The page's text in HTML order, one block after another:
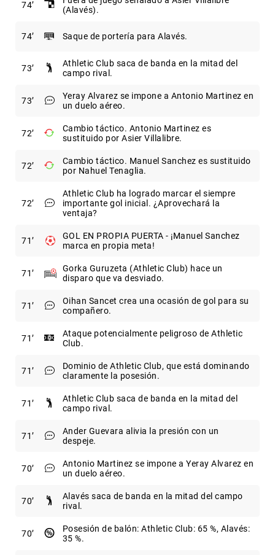
74
(Alavés).
74 Saque de portería para Alavés.
73
Athletic Club saca de banda en la mitad del
campo rival.
73
Yeray Alvarez se impone a Antonio Martinez en
un duelo aéreo.
72
Cambio táctico. Antonio Martinez es
sustituido por Asier Villalibre.
72
Cambio táctico. Manuel Sanchez es sustituido
por Nahuel Tenaglia.
72
Athletic Club ha logrado marcar el siempre
importante gol inicial. ¿Aprovechará la
ventaja?
71
GOL EN PROPIA PUERTA - ¡Manuel Sanchez
marca en propia meta!
71
Gorka Guruzeta (Athletic Club) hace un
disparo que va desviado.
71
Oihan Sancet crea una ocasión de gol para su
compañero.
71
Ataque potencialmente peligroso de Athletic
Club.
71
Dominio de Athletic Club, que está dominando
claramente la posesión.
71
Athletic Club saca de banda en la mitad del
campo rival.
71
Ander Guevara alivia la presión con un
despeje.
70
Antonio Martinez se impone a Yeray Alvarez en
un duelo aéreo.
70
Alavés saca de banda en la mitad del campo
rival.
70
Posesión de balón: Athletic Club: 65 %, Alavés:
35 %.